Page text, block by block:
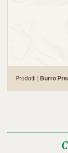
Prodotti | Burro